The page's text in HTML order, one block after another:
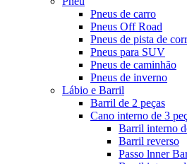
Pneus de carro
Pneus Off Road
Pneus de pista de
Pneus para SUV
Pneus de caminhão
Pneus de inverno
Lábio e Barril
Barril de 2 peças
Cano interno de 3
Barril interno
Barril reverso
Passo lnner